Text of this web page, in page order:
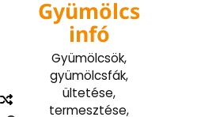
Gyümölcs
infó
Gyümölcsök,
gyümölcsfák,
ültetése,
termesztése,